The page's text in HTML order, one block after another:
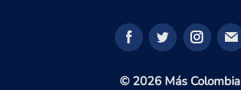
© 2026 Más Colombia